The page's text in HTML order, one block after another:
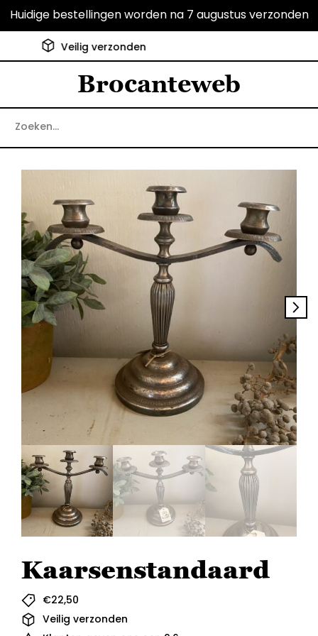
Huidige bestellingen worden na 7 augustus verzonden
Klanten geven ons een 9.6
Brocanteweb
Kaarsenstandaard
€22,50
Veilig verzonden